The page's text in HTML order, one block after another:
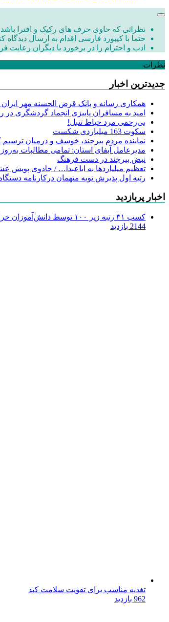
نظراتی که حاوی حرف های رکیک و افترا باشد
حتما با کیبورد فارسی اقدام به ارسال دیدگاه
ادب و احترام را در برخورد با دیگران رعایت
نظرات
جدیدترین اخبار
همکاری رسانه و بانک قرض الحسنه مهر
امید به مسافران پاییزی انجماد گردشگری در
‌بی‌رحمی مرد خیاط تنبل!
سکوت 163 میلیاردی شکست
نماینده مردم بیرجند، خوسف و درمیان
مدیرعامل آبفای استان: تمامی مطالبات
نبض بیرجند در دست فرهنگ
تعظیم میلیاردها به اباعبدا… / جادوی پویش
رتیه اول پذیرش توبه متهمان درکارنامه
اخبار پربازدید
کسب ۳۱ رتبه زیر ۱۰۰ توسط دانش‌آموزان خراسان جنوبی در کنکور ۱۴۰۴
2144 بازدید
تغذیه مناسب برای تقویت سلامت کبد
962 بازدید